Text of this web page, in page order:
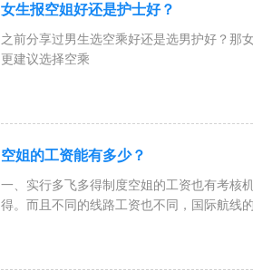
女生报空姐好还是护士好？
之前分享过男生选空乘好还是选男护好？那
更建议选择空乘
空姐的工资能有多少？
一、实行多飞多得制度空姐的工资也有考核
得。而且不同的线路工资也不同，国际航线